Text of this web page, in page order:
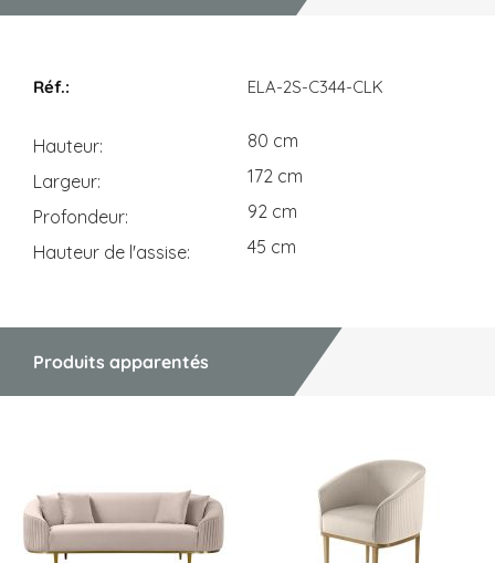
ELA-2S-C344-CLK
Hauteur
80 cm
Largeur
172 cm
Profondeur
92 cm
Hauteur de l'assise
45 cm
Produits apparentés